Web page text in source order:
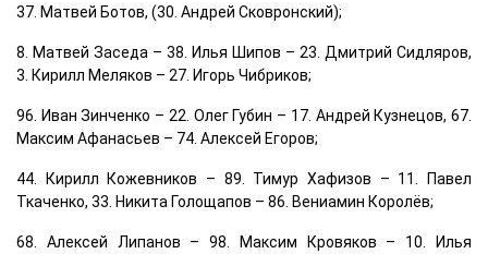
37. Матвей Ботов, (30. Андрей Сковронский);
8. Матвей Заседа – 38. Илья Шипов – 23. Дмитрий Сидляров,
3. Кирилл Меляков – 27. Игорь Чибриков;
96. Иван Зинченко – 22. Олег Губин – 17. Андрей Кузнецов, 67.
Максим Афанасьев – 74. Алексей Егоров;
44. Кирилл Кожевников – 89. Тимур Хафизов – 11. Павел
Ткаченко, 33. Никита Голощапов – 86. Вениамин Королёв;
68. Алексей Липанов – 98. Максим Кровяков – 10. Илья